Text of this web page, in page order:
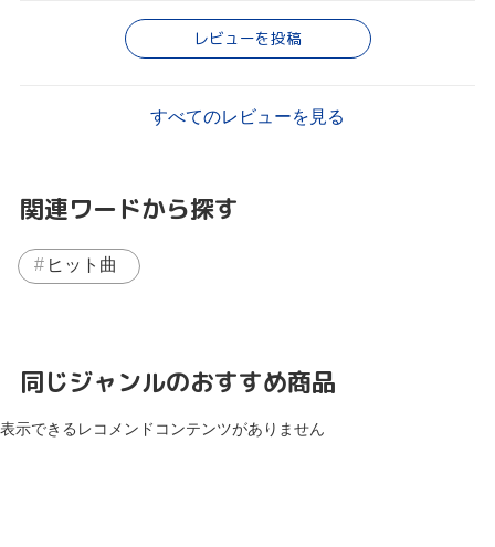
レビューを投稿
すべてのレビューを見る
関連ワードから探す
ヒット曲
同じジャンルのおすすめ商品
表示できるレコメンドコンテンツがありません